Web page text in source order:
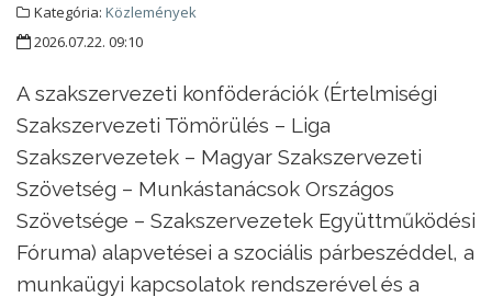
Kategória: Közlemények
2026.07.22. 09:10
A szakszervezeti konföderációk (Értelmiségi
Szakszervezeti Tömörülés – Liga
Szakszervezetek – Magyar Szakszervezeti
Szövetség – Munkástanácsok Országos
Szövetsége – Szakszervezetek Együttműködési
Fóruma) alapvetései a szociális párbeszéddel, a
munkaügyi kapcsolatok rendszerével és a